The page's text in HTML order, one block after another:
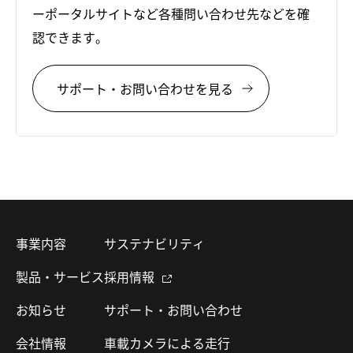
ーポータルサイトなど各種問い合わせ先などを確
認できます。
サポート・お問い合わせを見る
事業内容
製品・サービス
お知らせ
会社情報
サステナビリティ
採用情報
サポート・お問い合わせ
車載カメラによる走行